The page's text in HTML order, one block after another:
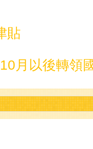
貼
月以後轉領